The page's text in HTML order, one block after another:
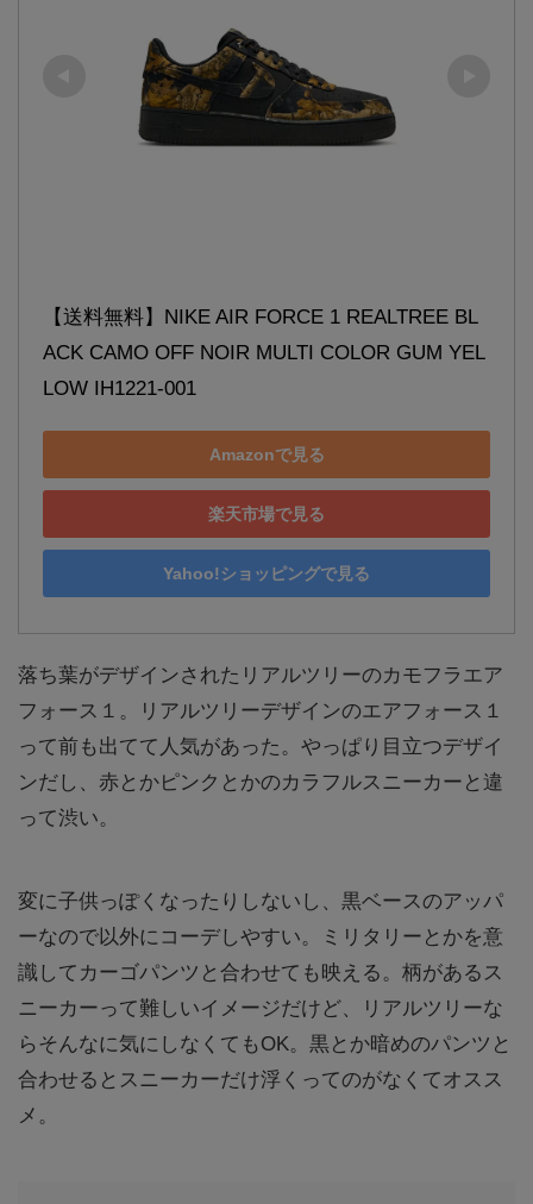
【送料無料】NIKE AIR FORCE 1 REALTREE BL
ACK CAMO OFF NOIR MULTI COLOR GUM YEL
LOW IH1221-001
Amazonで見る
楽天市場で見る
Yahoo!ショッピングで見る
落ち葉がデザインされたリアルツリーのカモフラエア
フォース１。リアルツリーデザインのエアフォース１
って前も出てて人気があった。やっぱり目立つデザイ
ンだし、赤とかピンクとかのカラフルスニーカーと違
って渋い。
変に子供っぽくなったりしないし、黒ベースのアッパ
ーなので以外にコーデしやすい。ミリタリーとかを意
識してカーゴパンツと合わせても映える。柄があるス
ニーカーって難しいイメージだけど、リアルツリーな
らそんなに気にしなくてもOK。黒とか暗めのパンツと
合わせるとスニーカーだけ浮くってのがなくてオスス
メ。